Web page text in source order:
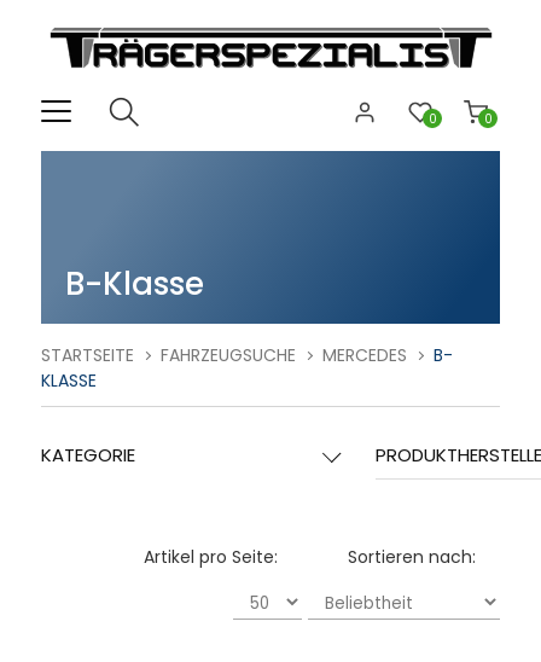
0
0
B-Klasse
STARTSEITE FAHRZEUGSUCHE MERCEDES
B-
KLASSE
KATEGORIE
Sortieren nach:
Artikel pro Seite: